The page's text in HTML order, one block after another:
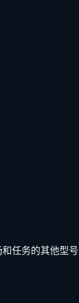
任务的其他型号